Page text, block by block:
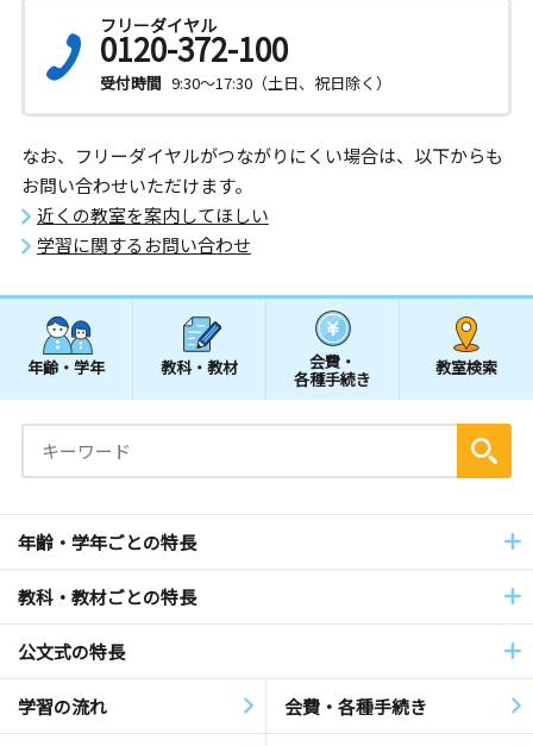
フリーダイヤル
0120-372-100
受付時間 9:30～17:30（土日、祝日除く）
なお、フリーダイヤルがつながりにくい場合は、以下からも
お問い合わせいただけます。
近くの教室を案内してほしい
学習に関するお問い合わせ
年齢・学年 教科・教材 会費・
各種手続き
教室検索
年齢・学年ごとの特長
教科・教材ごとの特長
公文式の特長
学習の流れ 会費・各種手続き